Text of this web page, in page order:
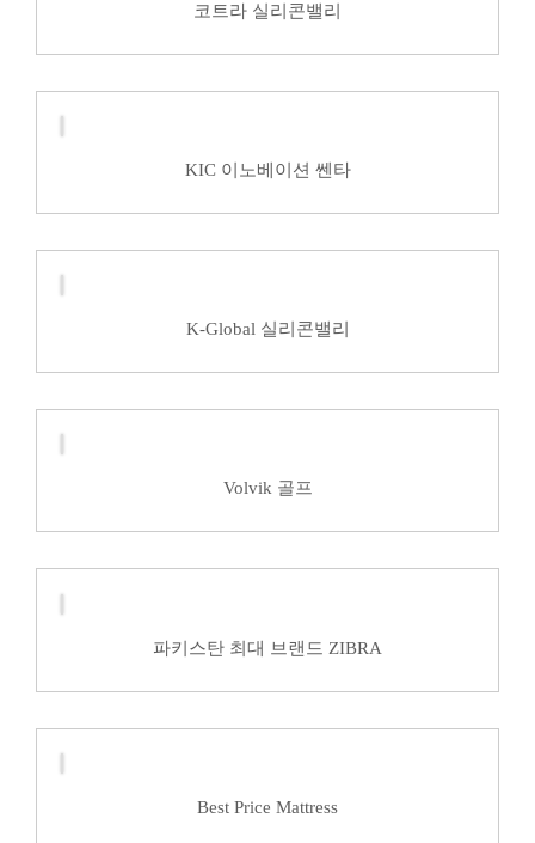
코트라 실리콘밸리
KIC 이노베이션 쎈타
K-Global 실리콘밸리
Volvik 골프
파키스탄 최대 브랜드 ZIBRA
Best Price Mattress